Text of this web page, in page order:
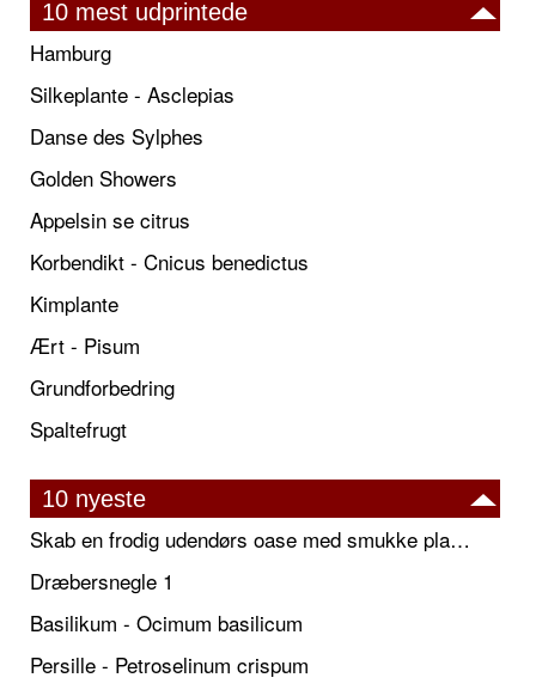
10 mest udprintede
Hamburg
Silkeplante - Asclepias
Danse des Sylphes
Golden Showers
Appelsin se citrus
Korbendikt - Cnicus benedictus
Kimplante
Ært - Pisum
Grundforbedring
Spaltefrugt
10 nyeste
Skab en frodig udendørs oase med smukke plantekrukker og elegante espalier
Dræbersnegle 1
Basilikum - Ocimum basilicum
Persille - Petroselinum crispum